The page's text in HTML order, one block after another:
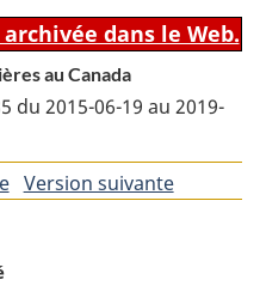
dans le Web.
au Canada
du 2015-06-19 au 2019-
deVersion suivantede